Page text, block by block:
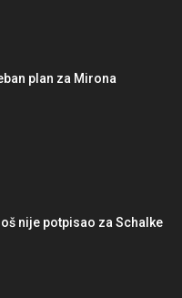
plan za Mirona
nije potpisao za Schalke